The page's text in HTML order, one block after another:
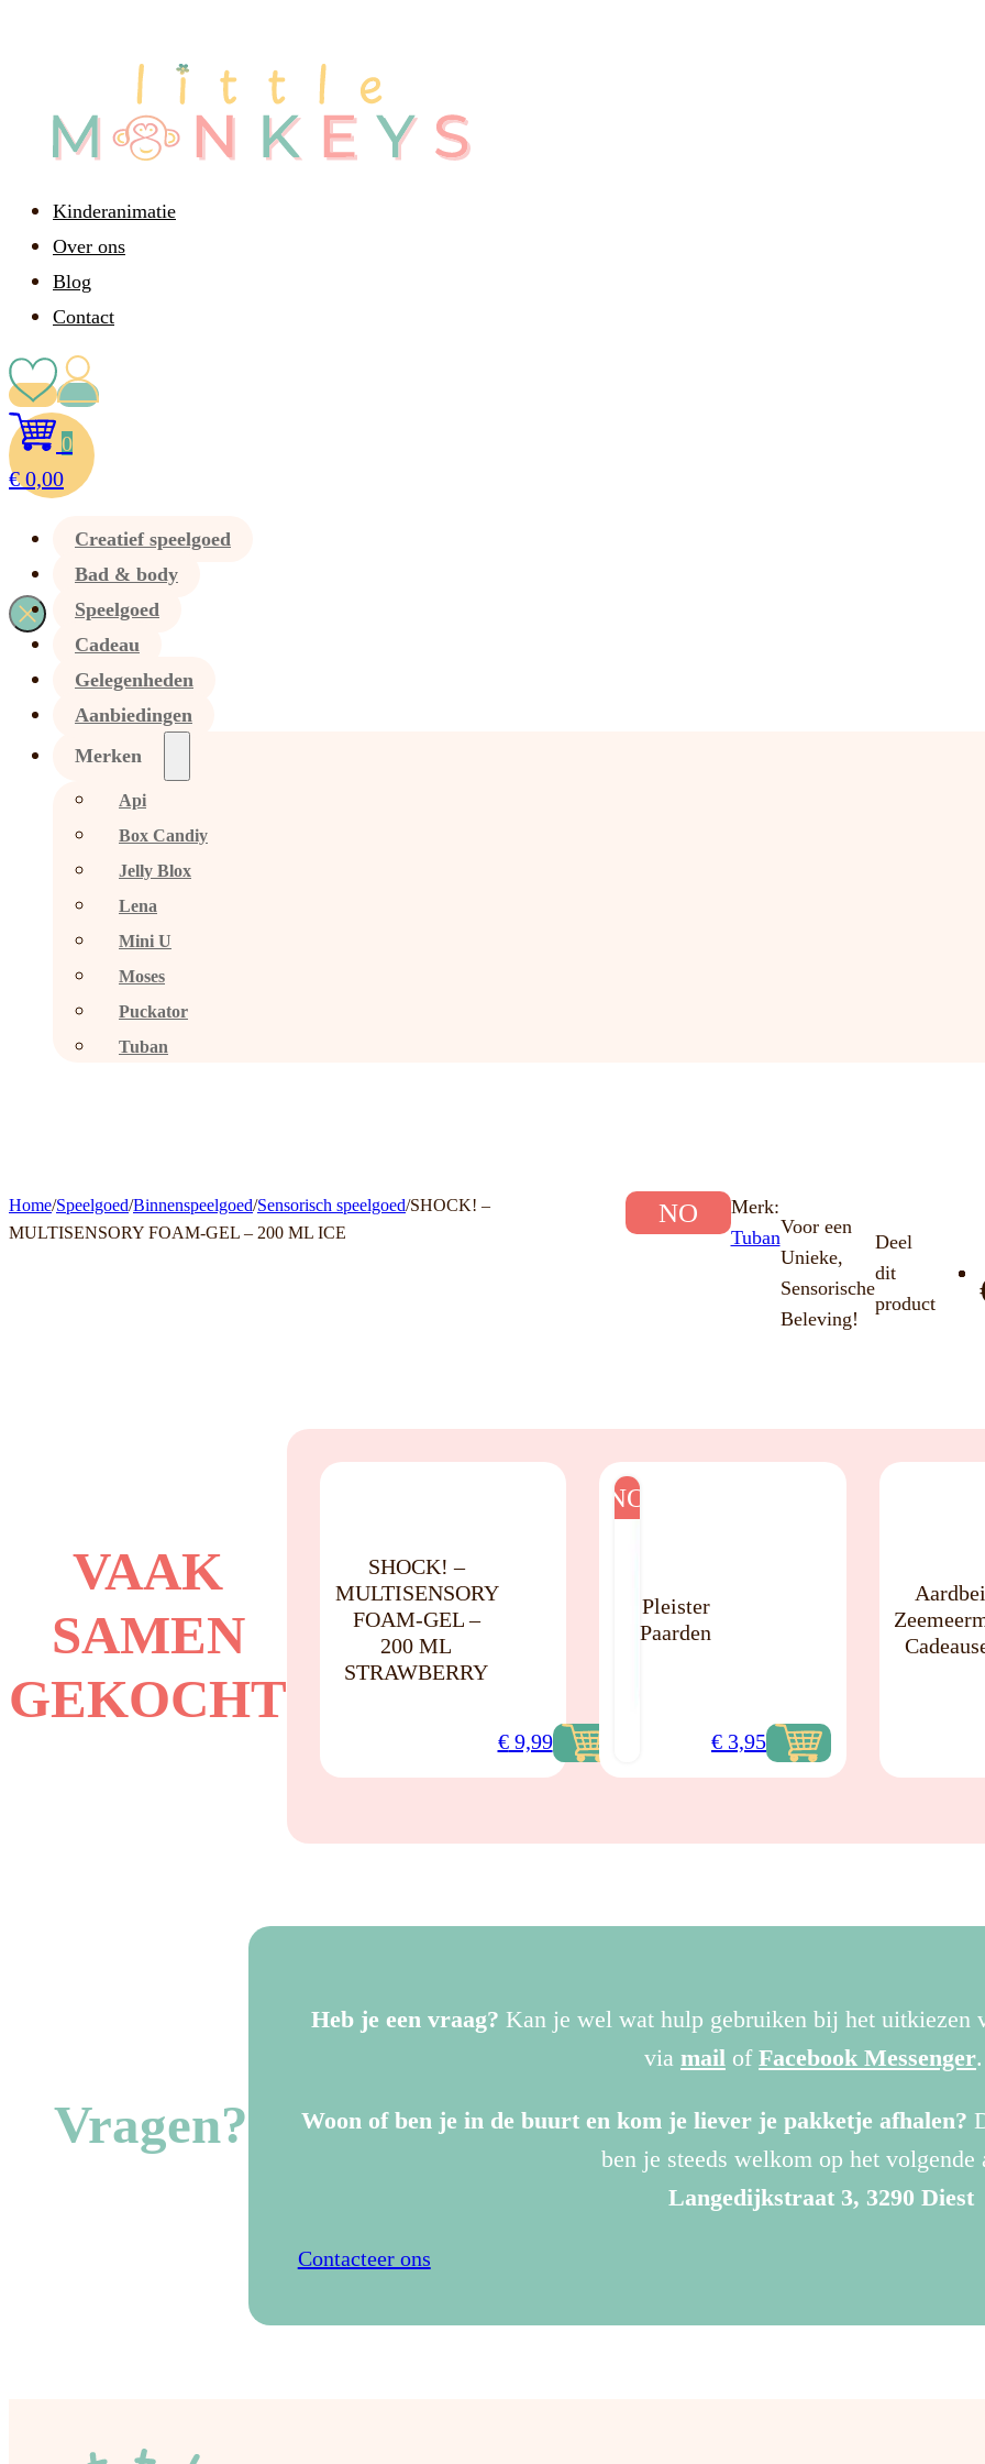
Kinderanimatie
Over ons
Blog
Contact
0
€0,00
Creatief speelgoed
Bad & body
Speelgoed
Cadeau
Gelegenheden
Aanbiedingen
Merken
Api
Box Candiy
Jelly Blox
Lena
Mini U
Moses
Puckator
Tuban
Home/Speelgoed/Binnenspeelgoed/Sensorisch speelgoed/SHOCK! –
MULTISENSORY FOAM-GEL – 200 ML ICE
NO
Merk:
TubanVoor een
Unieke,
Sensorische
Beleving!
Deel
dit
product
VAAK
SAMEN
GEKOCHT
schuim
aardbeiengeur
SHOCK! –
MULTISENSORY
FOAM-GEL –
200 ML
STRAWBERRY
€9,99
NO
pleister
verschilden
variëteiten
Pleister
Paarden
€ 3,95
en
–
vrolijk
en
kinderen
Aardbei
Vragen?
Heb je een vraag? Kan je wel wat hulp gebruiken bij het uitkiezen
via mail of Facebook Messenger.
Woon of ben je in de buurt en kom je liever je pakketje afhalen?
ben je steeds welkom op het volgende
Langedijkstraat 3, 3290 Diest
Contacteer ons